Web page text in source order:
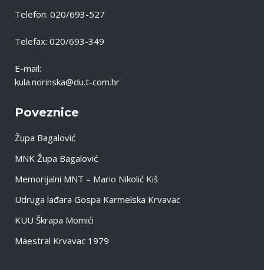
Telefon: 020/693-527
Telefax: 020/693-349
E-mail:
kula.norinska@du.t-com.hr
Poveznice
Župa Bagalović
MNK Župa Bagalović
Memorijalni MNT – Mario Nikolić Kiš
Udruga lađara Gospa Karmelska Krvavac
KUU Škrapa Momići
Maestral Krvavac 1979